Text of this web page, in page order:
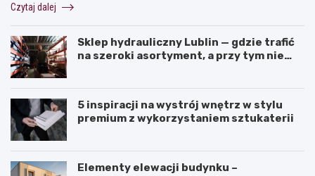
Czytaj dalej
Sklep hydrauliczny Lublin — gdzie trafić
na szeroki asortyment, a przy tym nie
5 inspiracji na wystrój wnętrz w stylu
premium z wykorzystaniem sztukaterii
Elementy elewacji budynku –